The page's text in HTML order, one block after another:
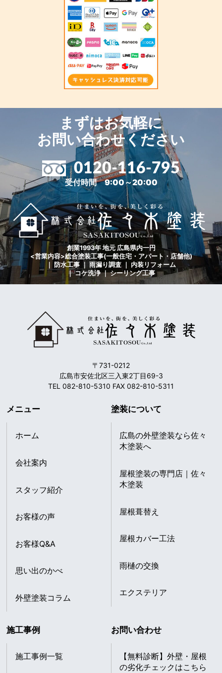
まずはお気軽に
お問い合わせください
0120-116-795
受付時間 9:00～20:00
創業1993年 地元 広島県内一円
<営業内容>総合塗装工事(一般住宅・アパート・店舗他)
｜ 防水工事 ｜ 雨漏り調査 ｜ 内装リフォーム
｜ コケ洗浄 ｜ シーリング工事
〒731-0212
広島市安佐北区三入東2丁目69-3
TEL 082-810-5310 FAX 082-810-5311
メニュー
ホーム
会社案内
スタッフ紹介
お客様の声
お客様Q&A
思い出のかべ
外壁塗装コラム
塗装について
広島の外壁塗装なら佐々
木塗装へ
屋根塗装の専門店｜佐々
木塗装
屋根葺替え
屋根カバー工法
雨樋の交換
エクステリア
施工事例
施工事例一覧
お問い合わせ
【無料診断】外壁・屋根
の劣化チェックはこちら